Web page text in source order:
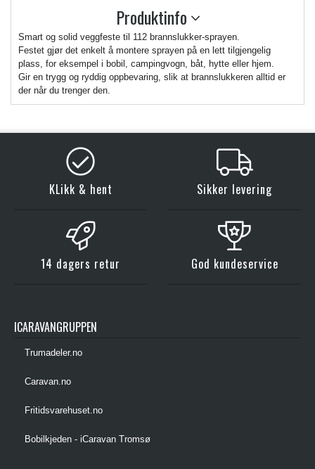
Produktinfo
Smart og solid veggfeste til 112 brannslukker-sprayen.
Festet gjør det enkelt å montere sprayen på en lett tilgjengelig
plass, for eksempel i bobil, campingvogn, båt, hytte eller hjem.
Gir en trygg og ryddig oppbevaring, slik at brannslukkeren alltid er
der når du trenger den.
KLikk & hent Sikker levering
14 dagers retur God kundeservice
ICARAVANGRUPPEN
Trumadeler.no
Caravan.no
Fritidsvarehuset.no
Bobilkjeden - iCaravan Tromsø